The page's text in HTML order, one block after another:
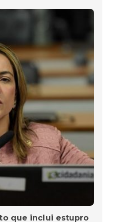
que inclui estupro